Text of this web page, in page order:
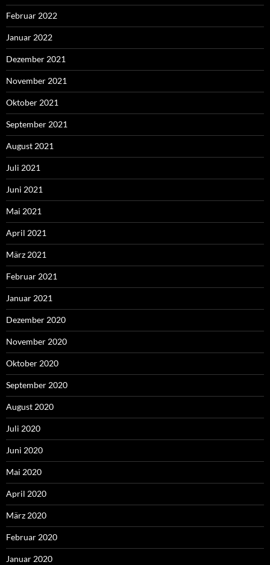
Februar 2022
Januar 2022
Dezember 2021
November 2021
Oktober 2021
September 2021
August 2021
Juli 2021
Juni 2021
Mai 2021
April 2021
März 2021
Februar 2021
Januar 2021
Dezember 2020
November 2020
Oktober 2020
September 2020
August 2020
Juli 2020
Juni 2020
Mai 2020
April 2020
März 2020
Februar 2020
Januar 2020